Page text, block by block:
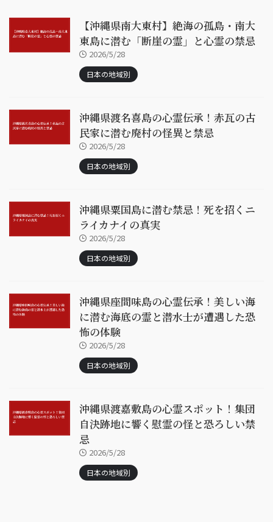
【沖縄県南大東村】絶海の孤島・南大
東島に潜む「断崖の霊」と心霊の禁忌
2026/5/28
日本の地域別
沖縄県渡名喜島の心霊伝承！赤瓦の古
民家に潜む廃村の怪異と禁忌
2026/5/28
日本の地域別
沖縄県粟国島に潜む禁忌！死を招くニ
ライカナイの真実
2026/5/28
日本の地域別
沖縄県座間味島の心霊伝承！美しい海
に潜む海底の霊と潜水士が遭遇した恐
怖の体験
2026/5/28
日本の地域別
沖縄県渡嘉敷島の心霊スポット！集団
自決跡地に響く慰霊の怪と恐ろしい禁
忌
2026/5/28
日本の地域別